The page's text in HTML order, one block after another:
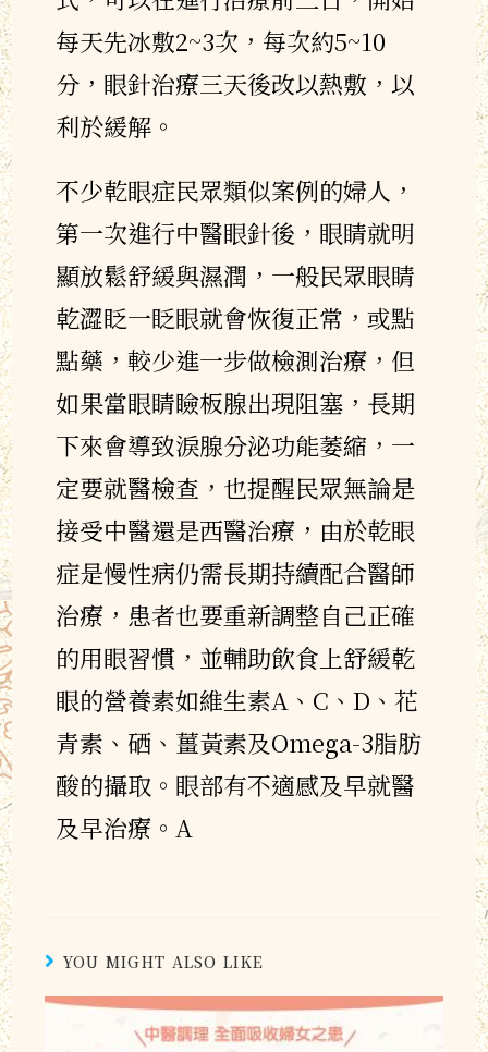
每天先冰敷2~3次，每次約5~10
分，眼針治療三天後改以熱敷，以
利於緩解。
不少乾眼症民眾類似案例的婦人，
第一次進行中醫眼針後，眼睛就明
顯放鬆舒緩與濕潤，一般民眾眼睛
乾澀眨一眨眼就會恢復正常，或點
點藥，較少進一步做檢測治療，但
如果當眼睛瞼板腺出現阻塞，長期
下來會導致淚腺分泌功能萎縮，一
定要就醫檢查，也提醒民眾無論是
接受中醫還是西醫治療，由於乾眼
症是慢性病仍需長期持續配合醫師
治療，患者也要重新調整自己正確
的用眼習慣，並輔助飲食上舒緩乾
眼的營養素如維生素A、C、D、花
青素、硒、薑黃素及Omega-3脂肪
酸的攝取。眼部有不適感及早就醫
及早治療。A
YOU MIGHT ALSO LIKE